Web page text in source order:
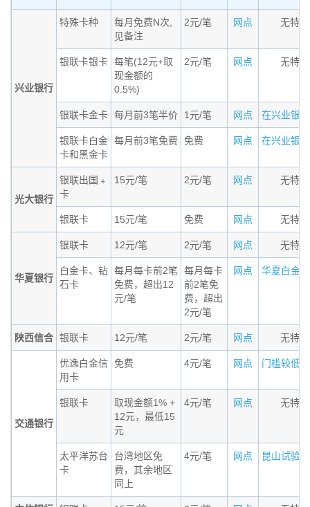
兴业银行
特殊卡种
每月免费N次,
见备注
2元/笔 网点 无特
银联卡银卡 每笔(12元+取
现金额的
0.5%)
2元/笔 网点 无特
银联卡金卡 每月前3笔半价 1元/笔 网点 在兴业银
银联卡白金
卡和黑金卡
每月前3笔免费 免费 网点 在兴业银
光大银行
银联出国﹢
卡
15元/笔 2元/笔 网点 无特
银联卡 15元/笔 免费 网点 无特
华夏银行
银联卡 12元/笔 2元/笔 网点 无特
白金卡、钻
石卡
每月每卡前2笔
免费，超出12
元/笔
每月每卡
前2笔免
费，超出
2元/笔
网点 华夏白金
陕西信合 银联卡 12元/笔 2元/笔 网点 无特
交通银行
优逸白金信
用卡
免费 4元/笔 网点 门槛较低
银联卡
取现金额1% +
12元，最低15
元
4元/笔 网点 无特
太平洋苏台
卡
台湾地区免
费，其余地区
同上
4元/笔 网点 昆山试验